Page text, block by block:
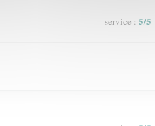
service : 5/5